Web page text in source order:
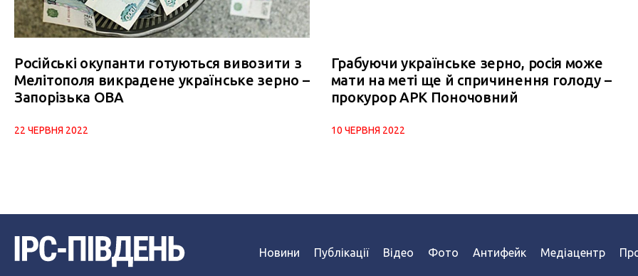
Російські окупанти готуються вивозити з
Мелітополя викрадене українське зерно –
Запорізька ОВА
22 ЧЕРВНЯ 2022
Грабуючи українське зерно, росія може
мати на меті ще й спричинення голоду –
прокурор АРК Поночовний
10 ЧЕРВНЯ 2022
Новини Публікації Відео Фото Антифейк Медіацентр